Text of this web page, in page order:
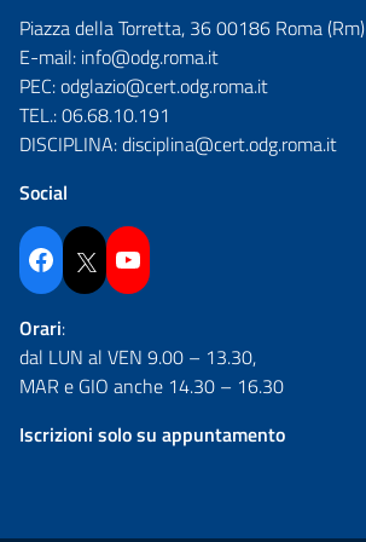
Piazza della Torretta, 36 00186 Roma (Rm)
E-mail: info@odg.roma.it
PEC:odglazio@cert.odg.roma.it
TEL.:06.68.10.191
DISCIPLINA:disciplina@cert.odg.roma.it
Social
Facebook Twitter YouTube
Orari:
dal LUN al VEN 9.00 – 13.30,
MAR e GIO anche 14.30 – 16.30
Iscrizioni solo su appuntamento